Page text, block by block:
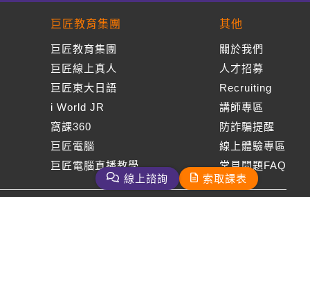
巨匠教育集團
巨匠教育集團
巨匠線上真人
巨匠東大日語
i World JR
窩課360
巨匠電腦
巨匠電腦直播教學
其他
關於我們
人才招募
Recruiting
講師專區
防詐騙提醒
線上體驗專區
常見問題FAQ
線上諮詢 索取課表